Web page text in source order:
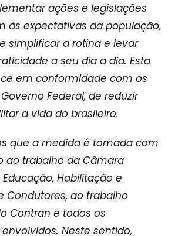
ações e legislações
às expectativas da população,
simplificar a rotina e levar
a seu dia a dia. Esta
em conformidade com os
Federal, de reduzir
a vida do brasileiro.
que a medida é tomada com
ao trabalho da Câmara
Habilitação e
Condutores, ao trabalho
Contran e todos os
Neste sentido,